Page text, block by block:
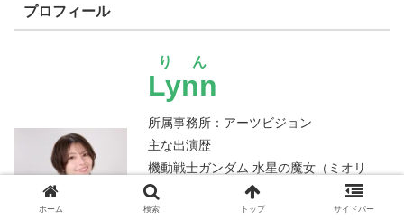
プロフィール
Lynn
りん
所属事務所：アーツビジョン
主な出演歴
機動戦士ガンダム 水星の魔女（ミオリ
ネ・レンブラン）
転生したら第七王子だったので、気ま
ホーム 検索 トップ サイドバー